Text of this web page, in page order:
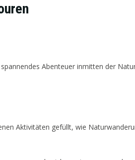
Abenteuer inmitten der
Aktivitäten gefüllt, wie